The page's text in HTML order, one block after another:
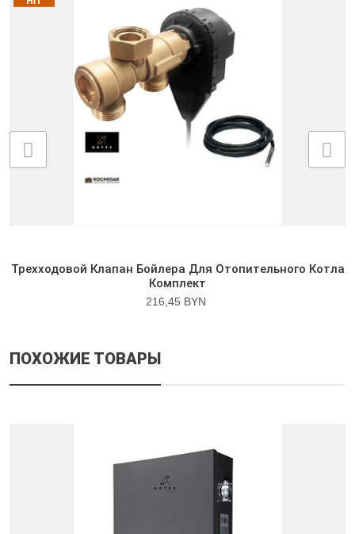
Трехходовой Клапан Бойлера Для Отопительного Котла
Комплект
216,45 BYN
ПОХОЖИЕ ТОВАРЫ